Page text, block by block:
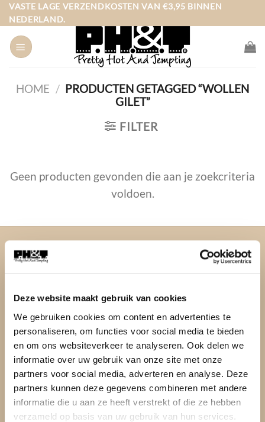
Deze website maakt gebruik van cookies
We gebruiken cookies om content en advertenties te
personaliseren, om functies voor social media te bieden
en om ons websiteverkeer te analyseren. Ook delen we
informatie over uw gebruik van onze site met onze
partners voor social media, adverteren en analyse. Deze
partners kunnen deze gegevens combineren met andere
informatie die u aan ze heeft verstrekt of die ze hebben
verzameld op basis van uw gebruik van hun services.
Ga
naar
inhoud
VASTE LAGE VERZENDKOSTEN VAN €3,95 BINNEN
NEDERLAND.
HOME / PRODUCTEN GETAGGED “WOLLEN
GILET”
FILTER
Geen producten gevonden die aan je zoekcriteria
voldoen.
OVER PH&T
Be Bag
Kromme Spieringweg 205
2141 BP Vijfhuizen
BTW. NL002080714B79
KvK. 81445040